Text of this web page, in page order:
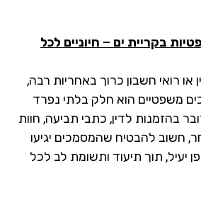
ים – חיוניים לכל
חשבון כרוך באחריות רבה,
הוא חלק בלתי נפרד
לדין, כתבי תביעה, חוות
להבטיח שהמסמכים יגיעו
תוך תיעוד ותשומת לב לכל